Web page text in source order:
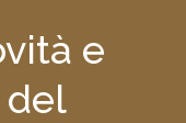
e
del